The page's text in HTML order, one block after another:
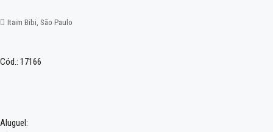
Itaim Bibi, São Paulo
Cód.: 17166
Aluguel: